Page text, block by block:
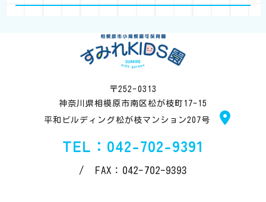
〒252-0313
神奈川県相模原市南区松が枝町17-15
平和ビルディング松が枝マンション207号
TEL：042-702-9391
/ FAX：042-702-9393